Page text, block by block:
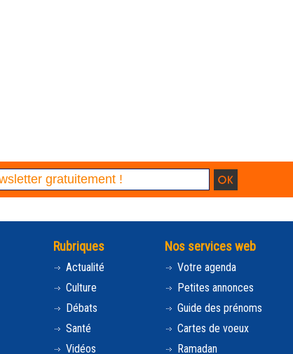
Rubriques
Actualité
Culture
Débats
Santé
Vidéos
Nos services web
Votre agenda
Petites annonces
Guide des prénoms
Cartes de voeux
Ramadan